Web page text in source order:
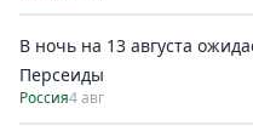
В ночь на 13 августа
Персеиды
Россия4 авг